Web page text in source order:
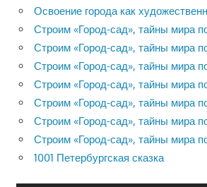
Освоение города как
Строим «Город-сад», тайны мира
Строим «Город-сад», тайны мира
Строим «Город-сад», тайны мира
Строим «Город-сад», тайны мира
Строим «Город-сад», тайны мира
Строим «Город-сад», тайны мира
Строим «Город-сад», тайны мира
1001 Петербургская сказка